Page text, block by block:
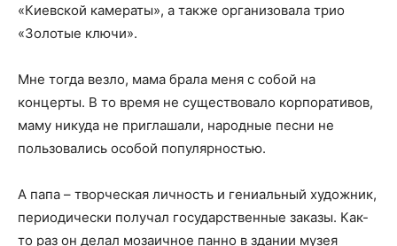
«Киевской камераты», а также организовала трио
«Золотые ключи».
Мне тогда везло, мама брала меня с собой на
концерты. В то время не существовало корпоративов,
маму никуда не приглашали, народные песни не
пользовались особой популярностью.
А папа – творческая личность и гениальный художник,
периодически получал государственные заказы. Как-
то раз он делал мозаичное панно в здании музея